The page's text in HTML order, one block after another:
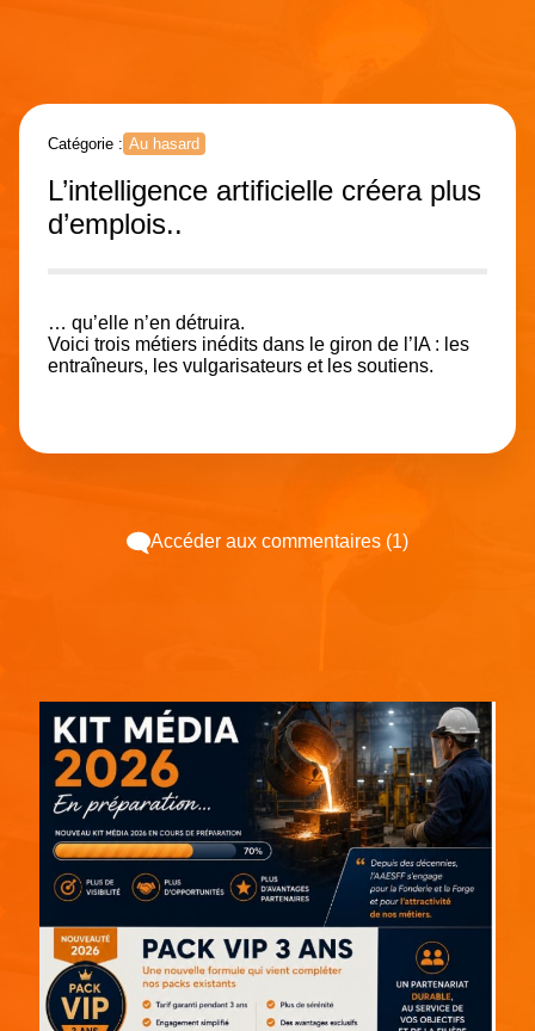
Catégorie : Au hasard
L’intelligence artificielle créera plus
d’emplois..
… qu’elle n’en détruira.
Voici trois métiers inédits dans le giron de l’IA : les
entraîneurs, les vulgarisateurs et les soutiens.
Accéder aux commentaires (1)